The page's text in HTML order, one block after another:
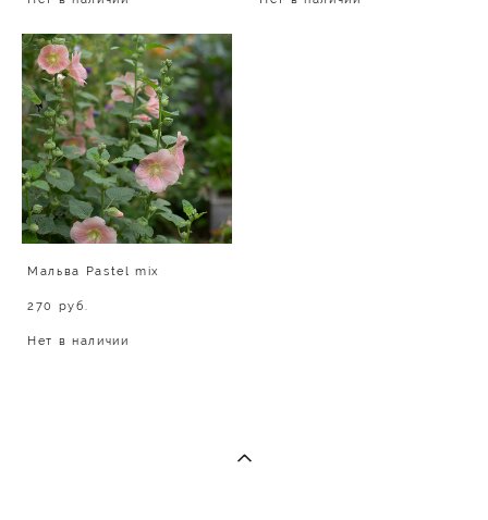
Мальва Pastel mix
270 pуб.
Нет в наличии